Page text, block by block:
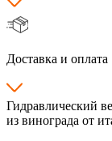
Доставка и оплата
Гидравлический
из винограда от